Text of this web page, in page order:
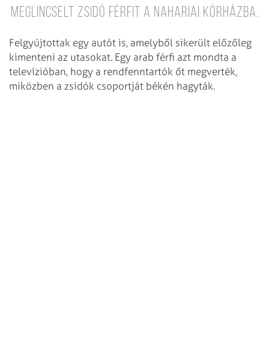
meglincselt zsidó férfit a nahariai kórházba.
Felgyújtottak egy autót is, amelyből sikerült előzőleg
kimenteni az utasokat. Egy arab férfi azt mondta a
televízióban, hogy a rendfenntartók őt megverték,
miközben a zsidók csoportját békén hagyták.